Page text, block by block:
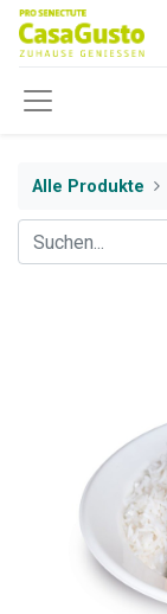
Alle Produkte